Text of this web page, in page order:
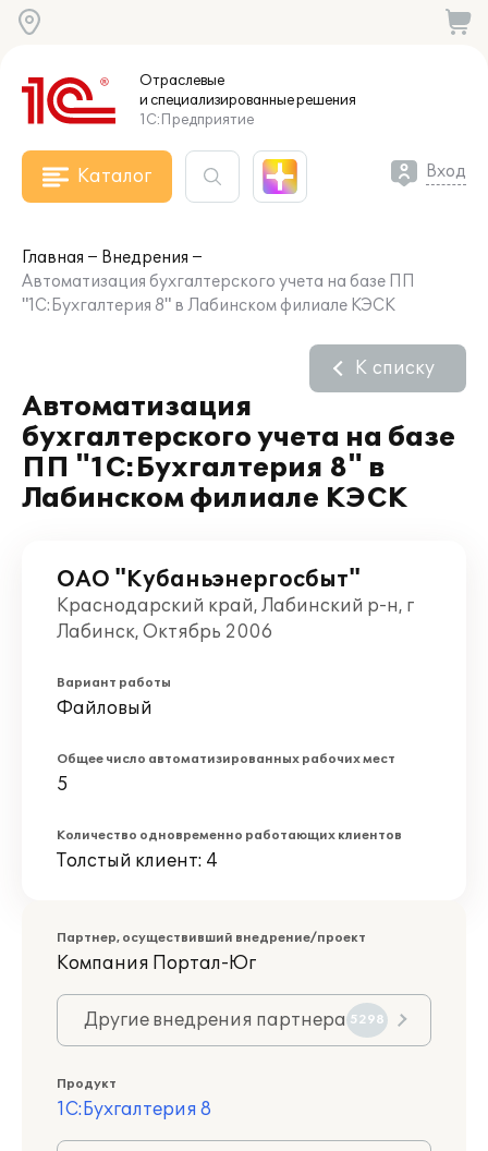
Отраслевые
и специализированныерешения
1С:Предприятие
Каталог Вход
Главная
Внедрения
Автоматизация бухгалтерского учета на базе ПП
"1С:Бухгалтерия 8" в Лабинском филиале КЭСК
Автоматизация
бухгалтерского учета на базе
ПП "1С:Бухгалтерия 8" в
Лабинском филиале КЭСК
К списку
ОАО "Кубаньэнергосбыт"
Краснодарский край, Лабинский р-н, г
Лабинск, Октябрь 2006
Вариант работы
Файловый
Общее число автоматизированных рабочих мест
5
Количество одновременно работающих клиентов
Толстый клиент: 4
Партнер, осуществивший внедрение/проект
Компания Портал-Юг
Другие внедрения партнера 5298
Продукт
1С:Бухгалтерия 8